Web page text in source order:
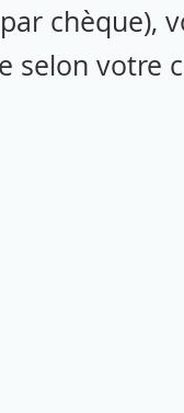
chèque),
selon votre